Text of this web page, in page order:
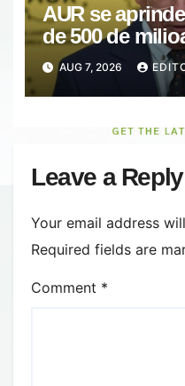
AUR se
de 500 de
blocate de
Guvernul
funcţiona ca
democratic
AUG 7, 2026
Leave a Reply
Your email address
Required fields are
Comment *